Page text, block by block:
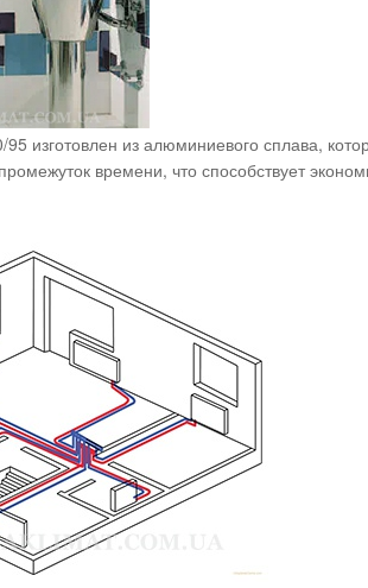
изготовлен из алюминиевого сплава,
времени, что способствует